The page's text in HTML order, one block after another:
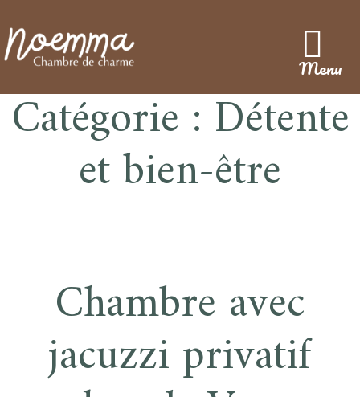
Menu
Catégorie :Détente
et bien-être
Chambre avec
jacuzzi privatif